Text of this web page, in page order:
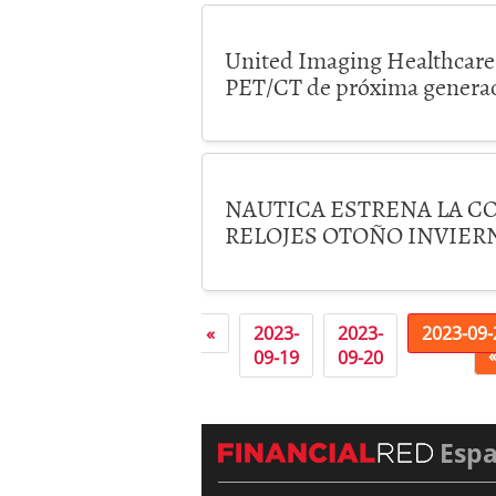
United Imaging
PET/CT de próxima
NAUTICA ESTRENA LA
RELOJES OTOÑO
«
2023-
09-19
2023-
09-20
2023-09-
«